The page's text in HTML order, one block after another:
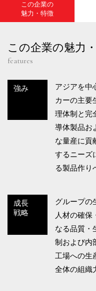
この企業の
魅力・特徴
この企業の魅力
features
強み
アジアを中
カーの主要
理体制と完
導体製品お
な量産に貢
するニーズ
る製品作り
成長
戦略
グループの
人材の確保
なる品質・
制および内
工場への生
全体の組織